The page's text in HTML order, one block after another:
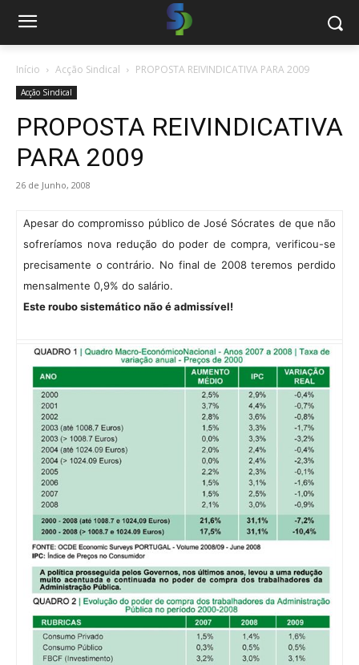
Início Acção Sindical PROPOSTA REIVINDICATIVA PARA 2009
Acção Sindical
PROPOSTA REIVINDICATIVA
PARA 2009
26 de Junho, 2008
Apesar do compromisso público de José Sócrates de que não
sofreríamos nova redução do poder de compra, verificou-se
precisamente o contrário. No final de 2008 teremos perdido
mensalmente 0,9% do salário.
Este roubo sistemático não é admissível!